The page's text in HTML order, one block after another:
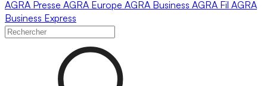
AGRA Presse AGRA Europe AGRA Business AGRA Fil AGRA
Business Express